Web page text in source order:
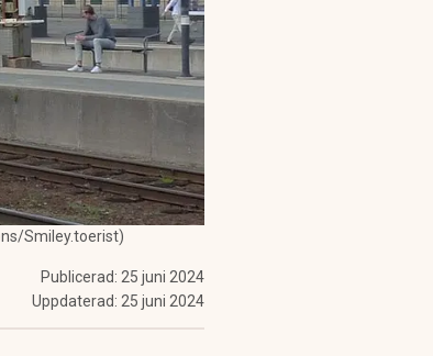
Smiley.toerist)
Publicerad: 25 juni 2024
Uppdaterad: 25 juni 2024